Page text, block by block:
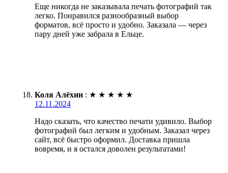
Еще никогда не заказывала печать фотографий так
легко. Понравился разнообразный выбор
форматов, всё просто и удобно. Заказала — через
пару дней уже забрала в Ельце.
Коля Алёхин : ★ ★ ★ ★ ★
12.11.2024
Надо сказать, что качество печати удивило. Выбор
фотографий был легким и удобным. Заказал через
сайт, всё быстро оформил. Доставка пришла
вовремя, и я остался доволен результатами!